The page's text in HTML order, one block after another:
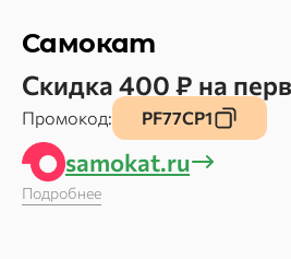
Самокат
Скидка 400 ₽ на
Промокод: PF77CP1
samokat.ru
Подробнее